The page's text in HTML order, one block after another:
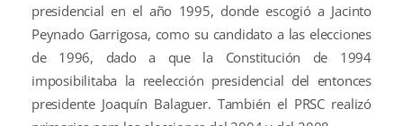
presidencial en el año 1995, donde escogió a Jacinto
Peynado Garrigosa, como su candidato a las elecciones
de 1996, dado a que la Constitución de 1994
imposibilitaba la reelección presidencial del entonces
presidente Joaquín Balaguer. También el PRSC realizó